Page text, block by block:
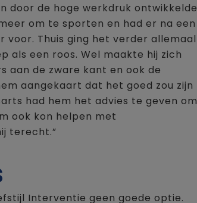
door de hoge werkdruk ontwikkelde
om te sporten en had er na een
voor. Thuis ging het verder allemaal
als een roos. Wel maakte hij zich
aan de zware kant en ook de
aangekaart dat het goed zou zijn
had hem het advies te geven om
ook kon helpen met
terecht.”
Interventie geen goede optie.